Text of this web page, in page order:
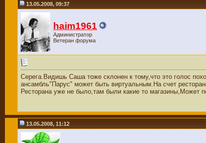
13.05.2008, 09:37
haim1961
Администратор
Ветеран форума
Серега.Видишь Саша тоже склонен к тому,что это голос
ансамбль"Парус" может быть виртуальным.На счет
Ресторана уже не было,там были какие то магазины,Может
13.05.2008, 11:12